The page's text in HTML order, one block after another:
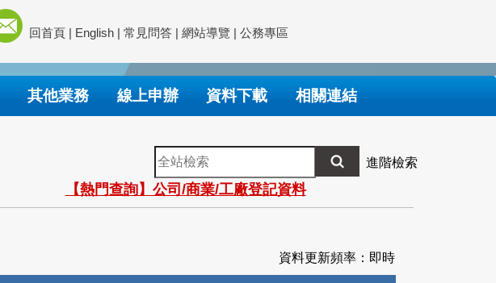
回首頁 | English | 常見問答 | 網站導覽 | 公務專區
其他業務 線上申辦 資料下載 相關連結
全
站
檢
索
進階檢索
【熱門查詢】公司/商業/工廠登記資料
資料更新頻率：即時